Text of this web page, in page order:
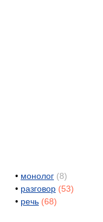
• монолог (8)
• разговор (53)
• речь (68)